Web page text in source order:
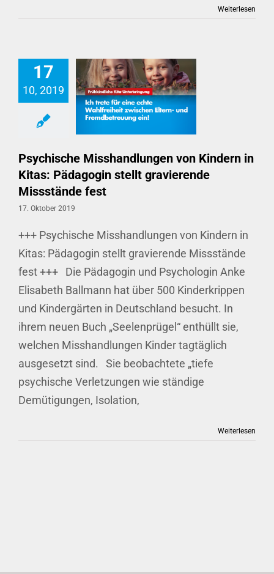
Weiterlesen
17
10, 2019
Psychische Misshandlungen von Kindern in
Kitas: Pädagogin stellt gravierende
Missstände fest
17. Oktober 2019
+++ Psychische Misshandlungen von Kindern in
Kitas: Pädagogin stellt gravierende Missstände
fest +++ Die Pädagogin und Psychologin Anke
Elisabeth Ballmann hat über 500 Kinderkrippen
und Kindergärten in Deutschland besucht. In
ihrem neuen Buch „Seelenprügel“ enthüllt sie,
welchen Misshandlungen Kinder tagtäglich
ausgesetzt sind. Sie beobachtete „tiefe
psychische Verletzungen wie ständige
Demütigungen, Isolation,
Weiterlesen